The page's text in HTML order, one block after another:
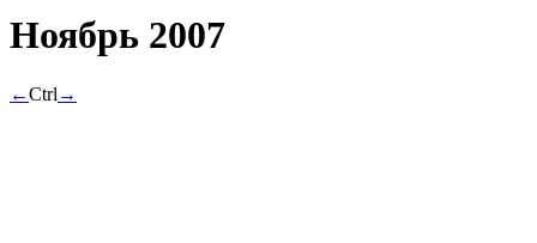
Ноябрь 2007
←Ctrl →